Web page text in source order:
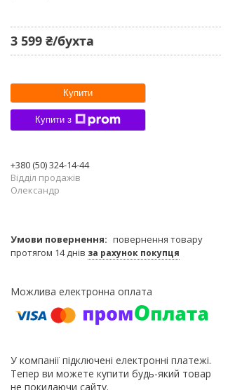
3 599 ₴/бухта
Купити
Купити з
+380 (50) 324-14-44
Відділ продажів
Олександр
повернення товару
протягом 14 днів за рахунок покупця
У компанії підключені електронні платежі.
Тепер ви можете купити будь-який товар
не покидаючи сайту.